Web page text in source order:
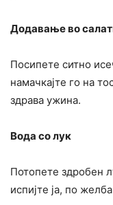
Додавање во
Посипете ситно
намачкајте го на
здрава ужина.
Вода со лук
Потопете здробен
испијте ја, по